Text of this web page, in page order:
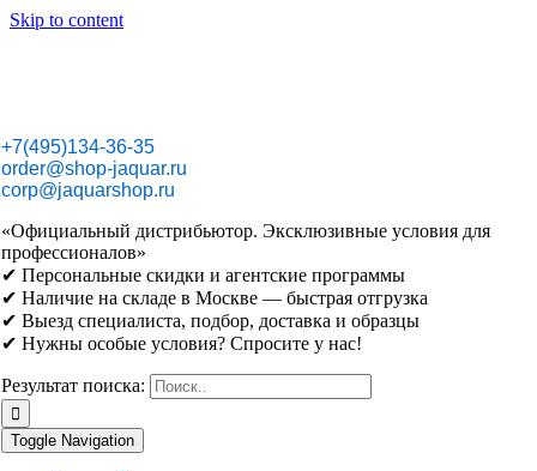
Skip to content
+7(495)134-36-35
order@shop-jaquar.ru
corp@jaquarshop.ru
«Официальный дистрибьютор. Эксклюзивные условия для
профессионалов»
✔ Персональные скидки и агентские программы
✔ Наличие на складе в Москве — быстрая отгрузка
✔ Выезд специалиста, подбор, доставка и образцы
✔ Нужны особые условия? Спросите у нас!
Результат поиска:
Toggle Navigation